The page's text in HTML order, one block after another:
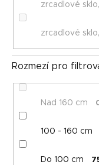
zrcadlové
zrcadlové
Rozmezí pro
Nad 160 cm
100 - 160 cm
Do 100 cm